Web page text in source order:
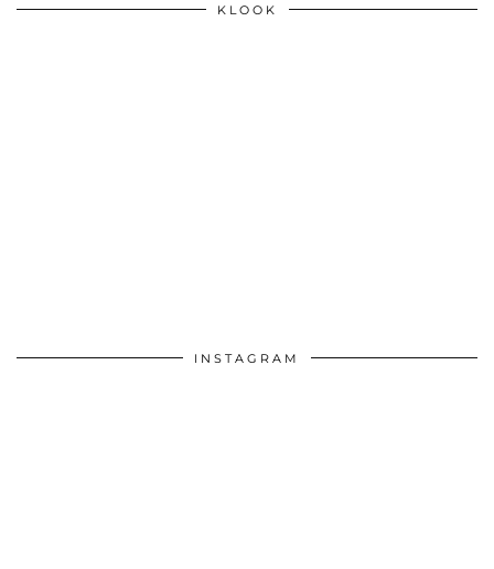
KLOOK
INSTAGRAM